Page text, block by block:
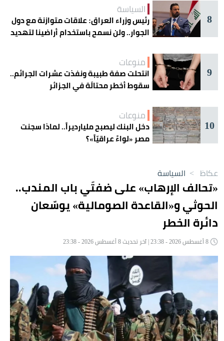
8
السياسة
رئيس وزراء العراق: علاقات متوازنة مع دول
الجوار.. ولن نسمح باستخدام أراضينا لتهديد
9
منوعات
انتحلت صفة طبيبة ونفذت عشرات الجرائم..
سقوط أخطر محتالَة في الجزائر
10
منوعات
دخل البنك ليصبح مليارديراً.. لماذا سجنت
مصر «لواءً عراقيّاً»؟
عكاظ > السياسة
«تحالف الإرهاب» على ضفتَي باب المندب..
الحوثي و«القاعدة الصومالية» يوسّعان
دائرة الخطر